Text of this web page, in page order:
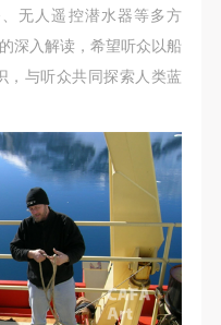
无人遥控潜水器等多方
深入解读，希望听众以船
，与听众共同探索人类蓝
同等法律效力。
协议的全部义务，未
的权利。凡参加这次
沟通，取得家属同
。参加者签名/勾选
。
意。
同等法律效力。
协议的全部义务，未
的权利。凡参加这次
沟通，取得家属同
。参加者签名/勾选
。
意。
同等法律效力。
协议的全部义务，未
的权利。凡参加这次
沟通，取得家属同
。参加者签名/勾选
。
意。